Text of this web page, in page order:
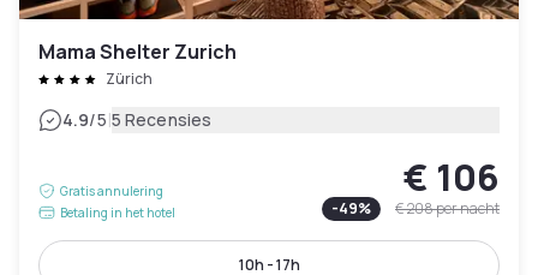
Mama Shelter Zurich
Zürich
4.9/5|5 Recensies
Gratis annulering
Betaling in het hotel
€ 106
-49% € 208per nacht
10h - 17h